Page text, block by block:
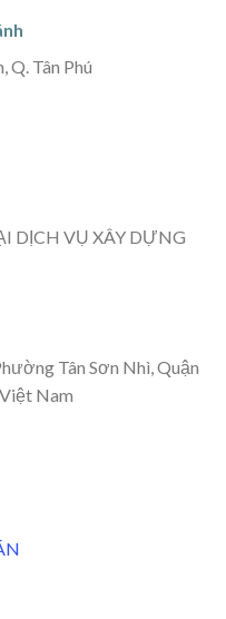
Q. Tân Phú
DỊCH VỤ XÂY DỰNG
Tân Sơn Nhì, Quận
Nam